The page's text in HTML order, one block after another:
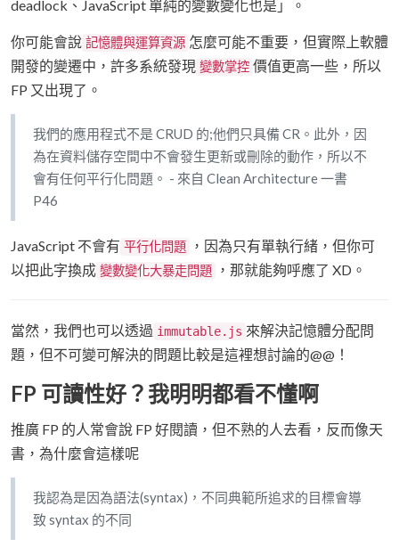
deadlock、JavaScript 單純的變數變化也是」。
你可能會說 記憶體與運算資源 怎麼可能不重要，但實際上軟體
開發的變遷中，許多系統發現 變數掌控 價值更高一些，所以
FP 又出現了。
我們的應用程式不是 CRUD 的;他們只具備 CR。此外，因
為在資料儲存空間中不會發生更新或刪除的動作，所以不
會有任何平行化問題。 - 來自 Clean Architecture 一書
P46
JavaScript 不會有 平行化問題
，因為只有單執行緒，但你可
以把此字換成 變數變化大暴走問題 ，那就能夠呼應了 XD。
當然，我們也可以透過 immutable.js 來解決記憶體分配問
題，但不可變可解決的問題比較是這裡想討論的@@！
FP 可讀性好？我明明都看不懂啊
推廣 FP 的人常會說 FP 好閱讀，但不熟的人去看，反而像天
書，為什麼會這樣呢
我認為是因為語法(syntax)，不同典範所追求的目標會導
致 syntax 的不同